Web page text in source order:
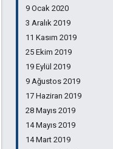
9 Ocak 2020
3 Aralık 2019
11 Kasım 2019
25 Ekim 2019
19 Eylül 2019
9 Ağustos 2019
17 Haziran 2019
28 Mayıs 2019
14 Mayıs 2019
14 Mart 2019